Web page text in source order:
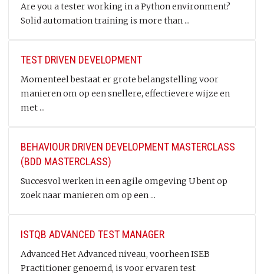
Are you a tester working in a Python environment?
Solid automation training is more than ...
TEST DRIVEN DEVELOPMENT
Momenteel bestaat er grote belangstelling voor
manieren om op een snellere, effectievere wijze en
met ...
BEHAVIOUR DRIVEN DEVELOPMENT MASTERCLASS
(BDD MASTERCLASS)
Succesvol werken in een agile omgeving U bent op
zoek naar manieren om op een ...
ISTQB ADVANCED TEST MANAGER
Advanced Het Advanced niveau, voorheen ISEB
Practitioner genoemd, is voor ervaren test